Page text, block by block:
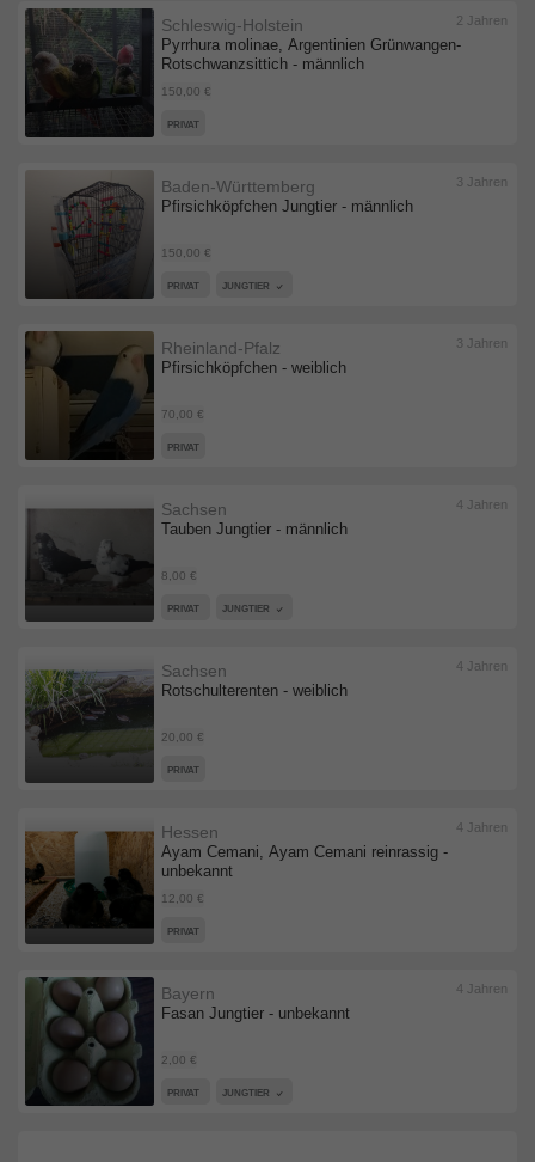
Pyrrhura molinae, Argentinien Grünwangen-
Rotschwanzsittich - männlich
Schleswig-Holstein
150,00 €
2 Jahren
PRIVAT
Pfirsichköpfchen Jungtier - männlich
Baden-Württemberg
150,00 €
3 Jahren
PRIVAT JUNGTIER
Pfirsichköpfchen - weiblich
Rheinland-Pfalz
70,00 €
3 Jahren
PRIVAT
Tauben Jungtier - männlich
Sachsen
8,00 €
4 Jahren
PRIVAT JUNGTIER
Rotschulterenten - weiblich
Sachsen
20,00 €
4 Jahren
PRIVAT
Ayam Cemani, Ayam Cemani reinrassig -
unbekannt
Hessen
12,00 €
4 Jahren
PRIVAT
Fasan Jungtier - unbekannt
Bayern
2,00 €
4 Jahren
PRIVAT JUNGTIER